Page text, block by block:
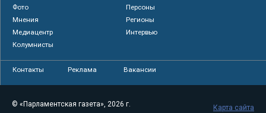
Фото
Персоны
Мнения
Регионы
Медиацентр
Интервью
Колумнисты
Контакты Реклама Вакансии
© «Парламентская газета», 2026 г.
Карта сайта